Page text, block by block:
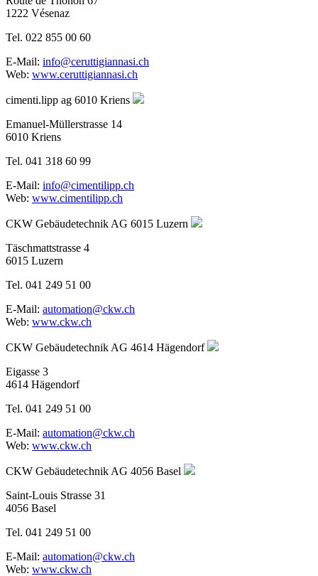
1222 Vésenaz
Tel. 022 855 00 60
E-Mail: info@ceruttigiannasi.ch
Web: www.ceruttigiannasi.ch
cimenti.lipp ag 6010 Kriens
Emanuel-Müllerstrasse 14
6010 Kriens
Tel. 041 318 60 99
E-Mail: info@cimentilipp.ch
Web: www.cimentilipp.ch
CKW Gebäudetechnik AG 6015 Luzern
Täschmattstrasse 4
6015 Luzern
Tel. 041 249 51 00
E-Mail: automation@ckw.ch
Web: www.ckw.ch
CKW Gebäudetechnik AG 4614 Hägendorf
Eigasse 3
4614 Hägendorf
Tel. 041 249 51 00
E-Mail: automation@ckw.ch
Web: www.ckw.ch
CKW Gebäudetechnik AG 4056 Basel
Saint-Louis Strasse 31
4056 Basel
Tel. 041 249 51 00
E-Mail: automation@ckw.ch
Web: www.ckw.ch